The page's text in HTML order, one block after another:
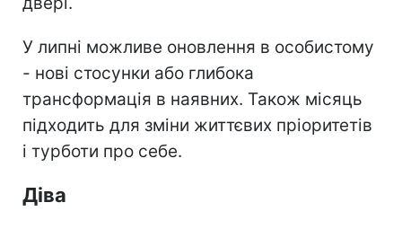
У липні можливе оновлення в особистому
- нові стосунки або глибока
трансформація в наявних. Також місяць
підходить для зміни життєвих пріоритетів
і турботи про себе.
Діва